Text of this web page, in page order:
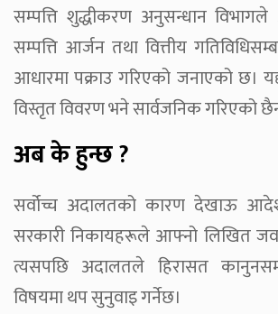
सम्पत्ति शुद्धीकरण अनुसन्धान विभागले
सम्पत्ति आर्जन तथा वित्तीय
आधारमा पक्राउ गरिएको जनाएको छ।
विस्तृत विवरण भने सार्वजनिक गरिएको
अब के हुन्छ ?
सर्वोच्च अदालतको कारण देखाऊ
सरकारी निकायहरूले आफ्नो लिखित
त्यसपछि अदालतले हिरासत
विषयमा थप सुनुवाइ गर्नेछ।